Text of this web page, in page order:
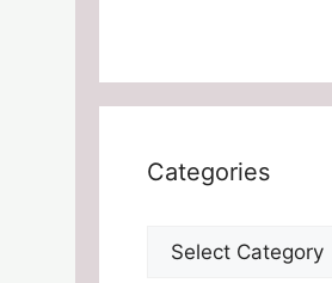
Categories
Categories